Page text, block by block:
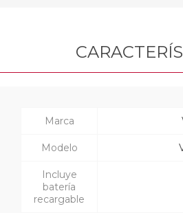
Marca
Modelo
Incluye
batería
recargable